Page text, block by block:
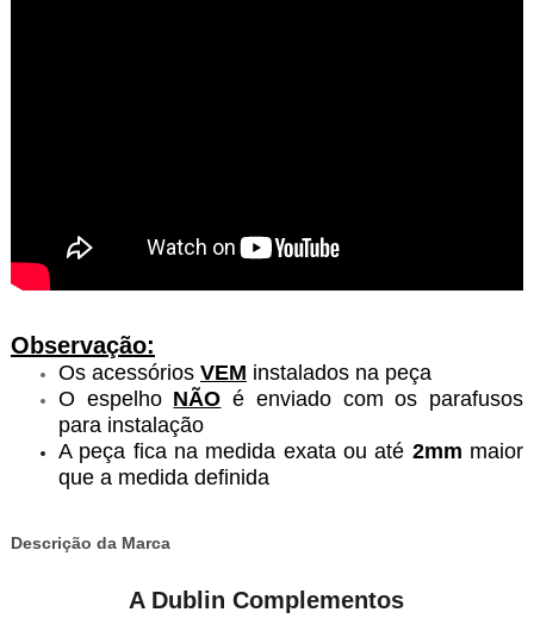
Observação:
Os acessórios VEM instalados na peça
O espelho NÃO é enviado com os parafusos
para instalação
A peça fica na medida exata ou até 2mm maior
que a medida definida
Descrição da Marca
A Dublin Complementos